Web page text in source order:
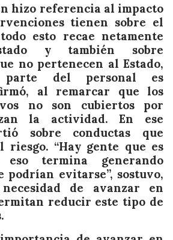
hizo referencia al impacto
tienen sobre el
esto recae netamente
y también sobre
no pertenecen al Estado,
parte del personal es
al remarcar que los
no son cubiertos por
la actividad. En ese
sobre conductas que
riesgo. “Hay gente que es
termina generando
podrían evitarse”, sostuvo,
de avanzar en
reducir este tipo de